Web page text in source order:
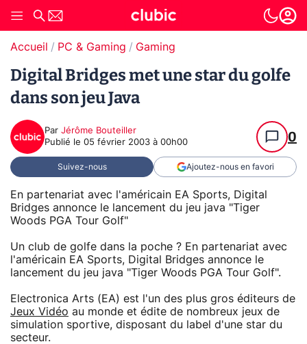
Accueil PC & Gaming Gaming
Digital Bridges met une star du golfe
dans son jeu Java
Par Jérôme Bouteiller
Publié le 05 février 2003 à 00h00 0
Suivez-nous Ajoutez-nous en favori
En partenariat avec l'américain EA Sports, Digital
Bridges annonce le lancement du jeu java "Tiger
Woods PGA Tour Golf"
Un club de golfe dans la poche ? En partenariat avec
l'américain EA Sports, Digital Bridges annonce le
lancement du jeu java "Tiger Woods PGA Tour Golf".
Electronica Arts (EA) est l'un des plus gros éditeurs de
Jeux Vidéo au monde et édite de nombreux jeux de
simulation sportive, disposant du label d'une star du
secteur.